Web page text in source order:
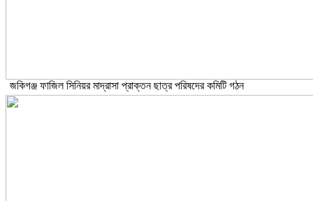
জকিগঞ্জ ফাজিল সিনিয়র মাদ্রাসা প্রাক্তন ছাত্র পরিষদের কমিটি গঠন